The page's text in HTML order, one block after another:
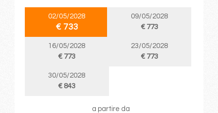
02/05/2028
€ 733
09/05/2028
€ 773
16/05/2028
€ 773
23/05/2028
€ 773
30/05/2028
€ 843
a partire da